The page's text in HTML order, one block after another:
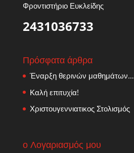
Φροντιστήριο Ευκλείδης
2431036733
Πρόσφατα άρθρα
Έναρξη θερινών μαθημάτων…
Καλή επιτυχία!
Χριστουγεννιατικος Στολισμός
ο Λογαριασμός μου